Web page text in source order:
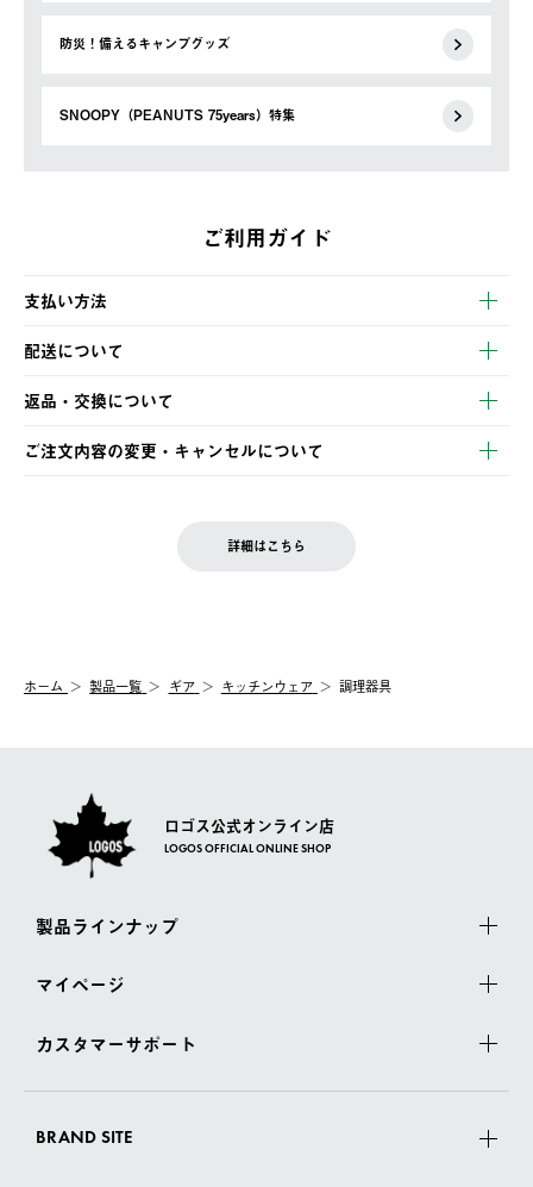
防災！備えるキャンプグッズ
SNOOPY（PEANUTS 75years）特集
ご利用ガイド
支払い方法
以下のいずれかの方法でお支払いいただけます。
・クレジットカード決済
・コンビニ決済
・Pay-easy決済
配送について
【発送スケジュール】
ご注文・ご入金完了より2営業日以内に商品を発送いたします。
土日祝の発送はございませんので、木曜日以降のご注文は週明け
の発送となる場合がございます。
【配送業者】
佐川急便にて配送されます。
返品・交換について
※お客様都合の場合
お客様都合の返品にかかる送料は、お客様ご負担とさせていただ
む）は受け付けておりません。
一度お手元の商品を返品いただき、ご希望商品を再注文してくだ
ご注文内容の変更・キャンセルについて
LOGOS FAMILY会員の方は、会員マイページ内 購入履歴画面に
詳細はこちら
ホーム 製品一覧 ギア キッチンウェア 調理器具
ロゴス公式オンライン店
LOGOS OFFICIAL ONLINE SHOP
製品ラインナップ
マイページ
カスタマーサポート
BRAND SITE